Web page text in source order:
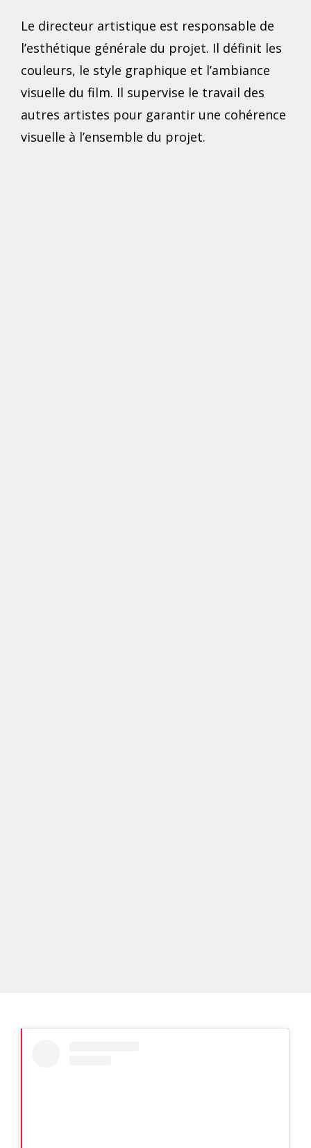
Le directeur artistique est responsable de
l’esthétique générale du projet. Il définit les
couleurs, le style graphique et l’ambiance
visuelle du film. Il supervise le travail des
autres artistes pour garantir une cohérence
visuelle à l’ensemble du projet.